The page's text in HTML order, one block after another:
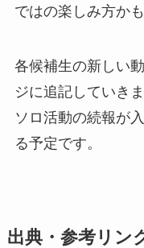
ではの楽しみ方か
各候補生の新しい
ジに追記していき
ソロ活動の続報が
る予定です。
出典・参考リン